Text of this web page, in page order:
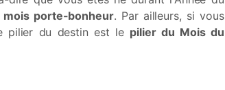
mois porte-bonheur. Par ailleurs, si vous
pilier du destin est le pilier du Mois du